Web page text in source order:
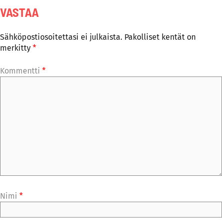
VASTAA
Sähköpostiosoitettasi ei julkaista. Pakolliset kentät on
merkitty *
Kommentti *
Nimi *